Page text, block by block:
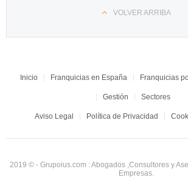
VOLVER ARRIBA
Inicio Franquicias en España Franquicias
Gestión Sectores
Aviso Legal Política de Privacidad
2019 © - Grupoius.com : Abogados ,Consultores y
Empresas.